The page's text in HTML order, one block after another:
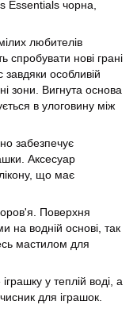
Essentials чорна,
любителів
спробувати нові грані
особливій
зони. Вигнута основа
в улоговину між
забезпечує
Аксесуар
що має
Поверхня
на водній основі, так
мастилом для
у теплій воді, а
для іграшок.